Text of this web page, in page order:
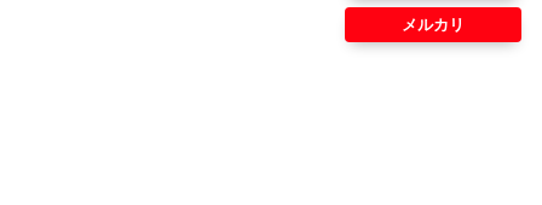
メルカリ